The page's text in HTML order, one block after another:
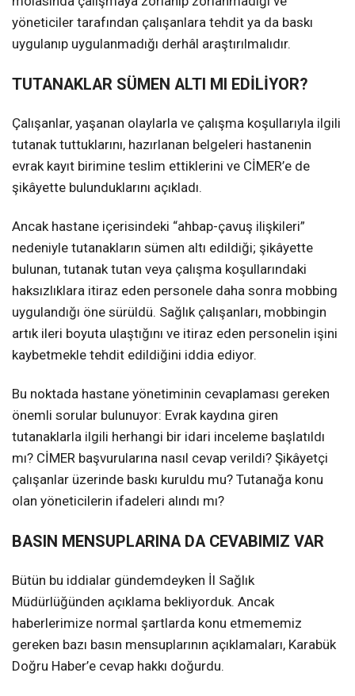
yöneticiler tarafından çalışanlara tehdit ya da baskı
uygulanıp uygulanmadığı derhâl araştırılmalıdır.
TUTANAKLAR SÜMEN ALTI MI EDİLİYOR?
Çalışanlar, yaşanan olaylarla ve çalışma koşullarıyla ilgili
tutanak tuttuklarını, hazırlanan belgeleri hastanenin
evrak kayıt birimine teslim ettiklerini ve CİMER’e de
şikâyette bulunduklarını açıkladı.
Ancak hastane içerisindeki “ahbap-çavuş ilişkileri”
nedeniyle tutanakların sümen altı edildiği; şikâyette
bulunan, tutanak tutan veya çalışma koşullarındaki
haksızlıklara itiraz eden personele daha sonra mobbing
uygulandığı öne sürüldü. Sağlık çalışanları, mobbingin
artık ileri boyuta ulaştığını ve itiraz eden personelin işini
kaybetmekle tehdit edildiğini iddia ediyor.
Bu noktada hastane yönetiminin cevaplaması gereken
önemli sorular bulunuyor: Evrak kaydına giren
tutanaklarla ilgili herhangi bir idari inceleme başlatıldı
mı? CİMER başvurularına nasıl cevap verildi? Şikâyetçi
çalışanlar üzerinde baskı kuruldu mu? Tutanağa konu
olan yöneticilerin ifadeleri alındı mı?
BASIN MENSUPLARINA DA CEVABIMIZ VAR
Bütün bu iddialar gündemdeyken İl Sağlık
Müdürlüğünden açıklama bekliyorduk. Ancak
haberlerimize normal şartlarda konu etmememiz
gereken bazı basın mensuplarının açıklamaları, Karabük
Doğru Haber’e cevap hakkı doğurdu.